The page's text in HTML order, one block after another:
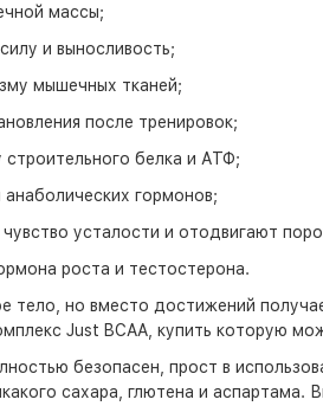
массы;
и выносливость;
мышечных тканей;
после тренировок;
белка и АТФ;
гормонов;
усталости и отодвигают
роста и тестостерона.
тело, но вместо достижений
Just BCAA, купить которую
безопасен, прост в
сахара, глютена и